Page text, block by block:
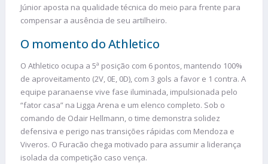
Júnior aposta na qualidade técnica do meio para frente para
compensar a ausência de seu artilheiro.
O momento do Athletico
O Athletico ocupa a 5ª posição com 6 pontos, mantendo 100%
de aproveitamento (2V, 0E, 0D), com 3 gols a favor e 1 contra. A
equipe paranaense vive fase iluminada, impulsionada pelo
“fator casa” na Ligga Arena e um elenco completo. Sob o
comando de Odair Hellmann, o time demonstra solidez
defensiva e perigo nas transições rápidas com Mendoza e
Viveros. O Furacão chega motivado para assumir a liderança
isolada da competição caso vença.